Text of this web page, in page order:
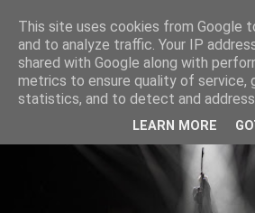
This site uses cookies from Google
and to analyze traffic. Your IP
shared with Google along with
metrics to ensure quality of service,
statistics, and to detect and address
LEARN MORE